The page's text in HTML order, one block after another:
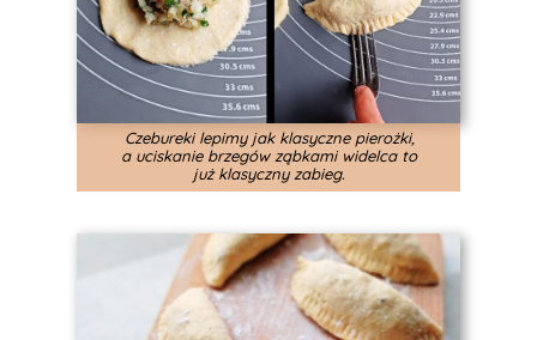
Czebureki lepimy jak klasyczne pierożki,
a uciskanie brzegów ząbkami widelca to
już klasyczny zabieg.